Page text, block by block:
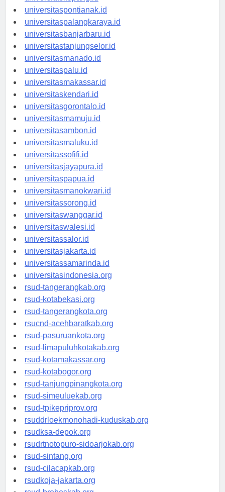
universitaskupang.id
universitaspontianak.id
universitaspalangkaraya.id
universitasbanjarbaru.id
universitastanjungselor.id
universitasmanado.id
universitaspalu.id
universitasmakassar.id
universitaskendari.id
universitasgorontalo.id
universitasmamuju.id
universitasambon.id
universitasmaluku.id
universitassofifi.id
universitasjayapura.id
universitaspapua.id
universitasmanokwari.id
universitassorong.id
universitaswanggar.id
universitaswalesi.id
universitassalor.id
universitasjakarta.id
universitassamarinda.id
universitasindonesia.org
rsud-tangerangkab.org
rsud-kotabekasi.org
rsud-tangerangkota.org
rsucnd-acehbaratkab.org
rsud-pasuruankota.org
rsud-limapuluhkotakab.org
rsud-kotamakassar.org
rsud-kotabogor.org
rsud-tanjungpinangkota.org
rsud-simeuluekab.org
rsud-tpikepriprov.org
rsuddrloekmonohadi-kuduskab.org
rsudksa-depok.org
rsudrtnotopuro-sidoarjokab.org
rsud-sintang.org
rsud-cilacapkab.org
rsudkoja-jakarta.org